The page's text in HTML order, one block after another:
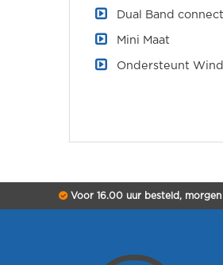
Dual Band
Mini Maat
Ondersteunt
Voor 16.00 uur besteld, morgen